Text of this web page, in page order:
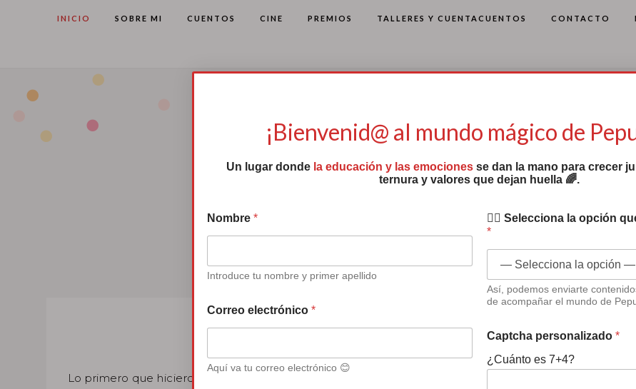
INICIO SOBRE MI CUENTOS CINE PREMIOS TALLERES Y CUENTACUENTOS CONTACTO
Últimas entradas del blog
De vacaciones en Agosto.
Lo primero que hicieron Pepuka y Pepón al volver de Alicante , fue viajar a Huelva, para
¡Bienvenid@ al mundo mágico de
Un lugar donde la educación y las emociones se dan la mano para crecer
ternura y valores que dejan huella 🌈.
e
C
r
✍🏻
Nombre *
Introduce tu nombre y primer apellido
Correo electrónico *
Aquí va tu correo electrónico 😊
✍🏻 Selecciona la opción
*
Así, podemos enviarte
de acompañar el mundo de
Captcha personalizado*
¿Cuánto es 7+4?